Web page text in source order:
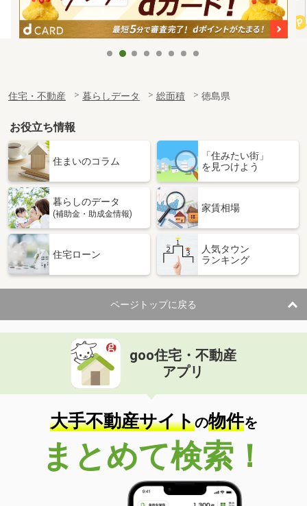
住宅・不動産 暮らしデータ 総面積 徳島県
お役立ち情報
住まいのコラム
「住みたい街」
を見つけよう
暮らしのデータ
(補助金・助成金情報)
家賃相場
住宅ローン
人気タウン
ランキング
ページトップに戻る
goo住宅・不動産
アプリ
大手不動産サイトの物件を
まとめて検索！